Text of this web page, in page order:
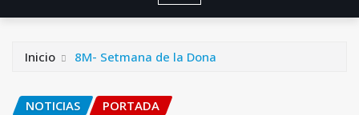
Inicio 8M- Setmana de la Dona
NOTICIAS PORTADA